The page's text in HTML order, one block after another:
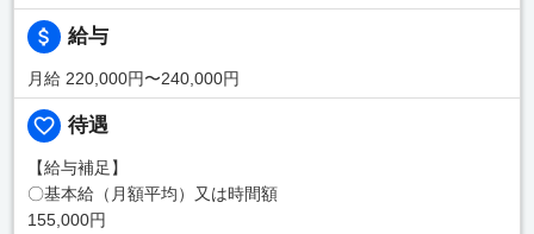
給与
月給 220,000円〜240,000円
待遇
【給与補足】
〇基本給（月額平均）又は時間額
155,000円